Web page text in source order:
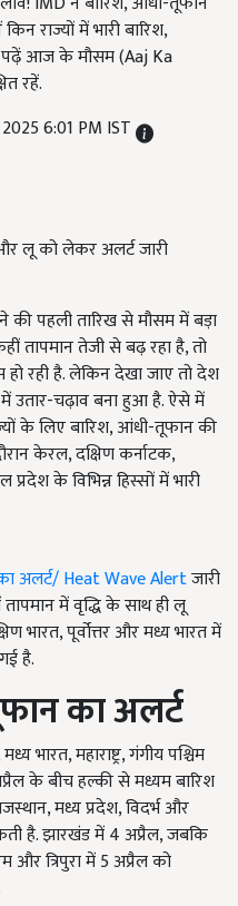
राज्यों में भारी बारिश,
पढ़ें आज के मौसम (Aaj Ka
रहें.
6:01 PM IST
लू को लेकर अलर्ट जारी
की पहली तारिख से मौसम में बड़ा
तापमान तेजी से बढ़ रहा है, तो
रही है. लेकिन देखा जाए तो देश
उतार-चढ़ाव बना हुआ है. ऐसे में
के लिए बारिश, आंधी-तूफान की
केरल, दक्षिण कर्नाटक,
के विभिन्न हिस्सों में भारी
अलर्ट/ Heat Wave Alertजारी
में वृद्धि के साथ ही लू
भारत, पूर्वोत्तर और मध्य भारत में
है.
का अलर्ट
भारत, महाराष्ट्र, गंगीय पश्चिम
के बीच हल्की से मध्यम बारिश
मध्य प्रदेश, विदर्भ और
है. झारखंड में 4 अप्रैल, जबकि
और त्रिपुरा में 5 अप्रैल को